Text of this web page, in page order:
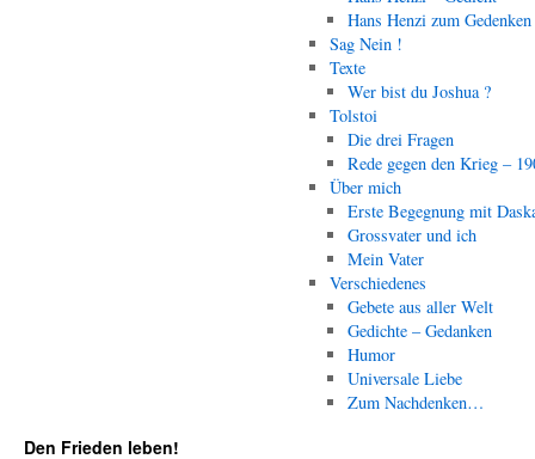
Hans Henzi zum Gedenken
Sag Nein !
Texte
Wer bist du Joshua ?
Tolstoi
Die drei Fragen
Rede gegen den Krieg –
Über mich
Erste Begegnung mit
Grossvater und ich
Mein Vater
Verschiedenes
Gebete aus aller Welt
Gedichte – Gedanken
Humor
Universale Liebe
Zum Nachdenken…
Den Frieden leben!